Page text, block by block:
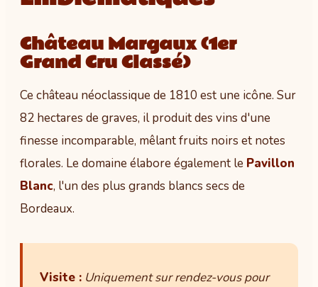
Château Margaux (1er
Grand Cru Classé)
Ce château néoclassique de 1810 est une icône. Sur
82 hectares de graves, il produit des vins d'une
finesse incomparable, mêlant fruits noirs et notes
florales. Le domaine élabore également le Pavillon
Blanc, l'un des plus grands blancs secs de
Bordeaux.
Visite : Uniquement sur rendez-vous pour